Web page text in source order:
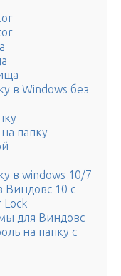
в Windows без
папку
в windows 10/7
Виндовс 10 с
для Виндовс
на папку с